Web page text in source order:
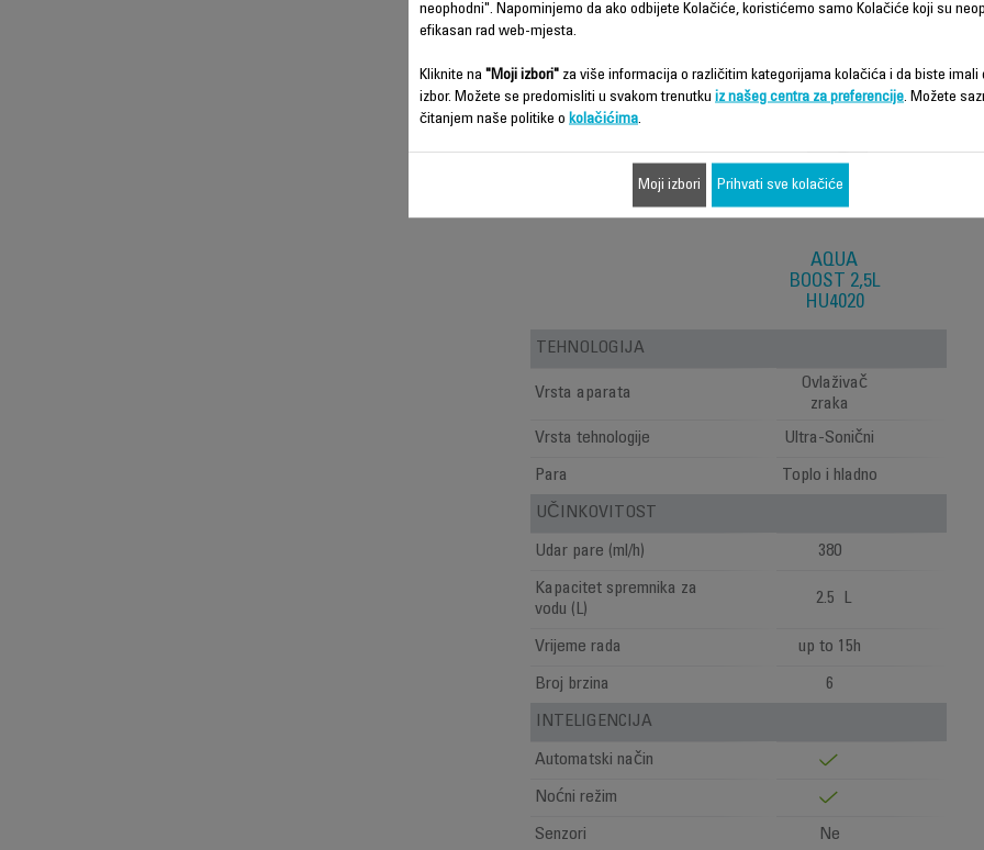
Karakteristike - Poređenje
AQUA
BOOST 2,5L
HU4020
TEHNOLOGIJA
Vrsta aparata
Ovlaživač
zraka
Vrsta tehnologije
Ultra-Sonični
Para Toplo i hladno
UČINKOVITOST
Udar pare (ml/h) 380
Kapacitet spremnika za
vodu (L)
2.5 L
Vrijeme rada up to 15h
Broj brzina 6
INTELIGENCIJA
Automatski način
Noćni režim
Senzori Ne
neophodni". Napominjemo da ako odbijete Kolačiće, koristićemo samo Kolačiće koji su
efikasan rad web-mjesta.
Kliknite na "Moji izbori" za više informacija o različitim kategorijama kolačića i da biste imali
izbor. Možete se predomisliti u svakom trenutku iz našeg centra za preferencije. Možete
čitanjem naše politike o kolačićima.
Moji izbori Prihvati sve kolačiće